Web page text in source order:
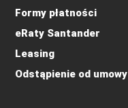
Formy płatności
eRaty Santander
Leasing
Odstąpienie od umowy